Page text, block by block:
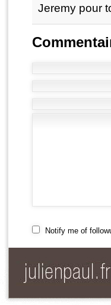
Jeremy pour
Notify me of